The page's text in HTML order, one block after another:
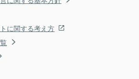
に関する考え方